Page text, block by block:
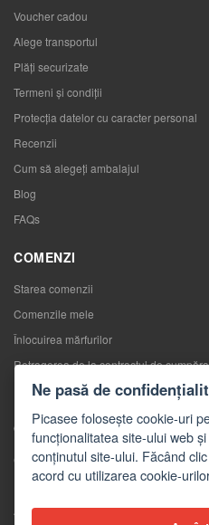
Voucher cadou
Alege transportul
Plăți securizate
Termeni și condiții
Protecția datelor cu caracter personal
Recenzii
Cum să alegeţi ambalajul
Blog
FAQs
COMENZI
Starea comenzii
Comenzile mele
Înlocuirea mărfurilor
Retragerea de la contractul de
Reclamaţii
CONTACTE
Contacte
Formular de contact
Angro
Ne pasă de
Picasee folosește cookie-uri
funcționalitatea site-ului web
conținutul site-ului. Făcând
acord cu utilizarea cookie-